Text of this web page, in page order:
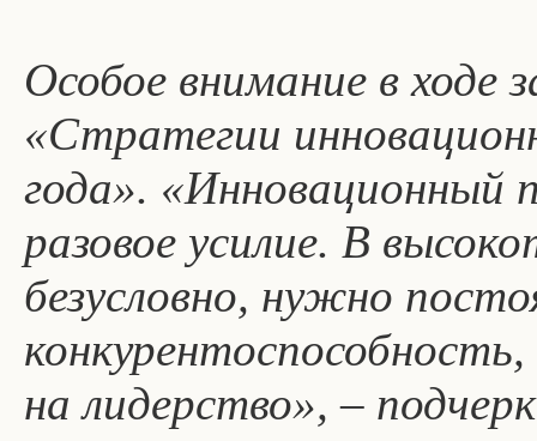
Особое внимание в ходе
«Стратегии
года». «Инновационный
разовое усилие. В
безусловно, нужно
на лидерство», –